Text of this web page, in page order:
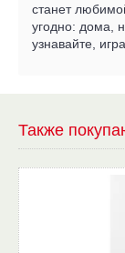
станет
угодно: дома,
узнавайте,
Также